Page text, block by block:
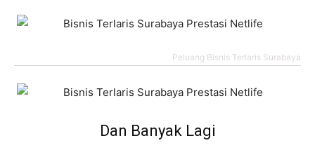
Peluang Bisnis Terlaris Surabaya
Dan Banyak Lagi